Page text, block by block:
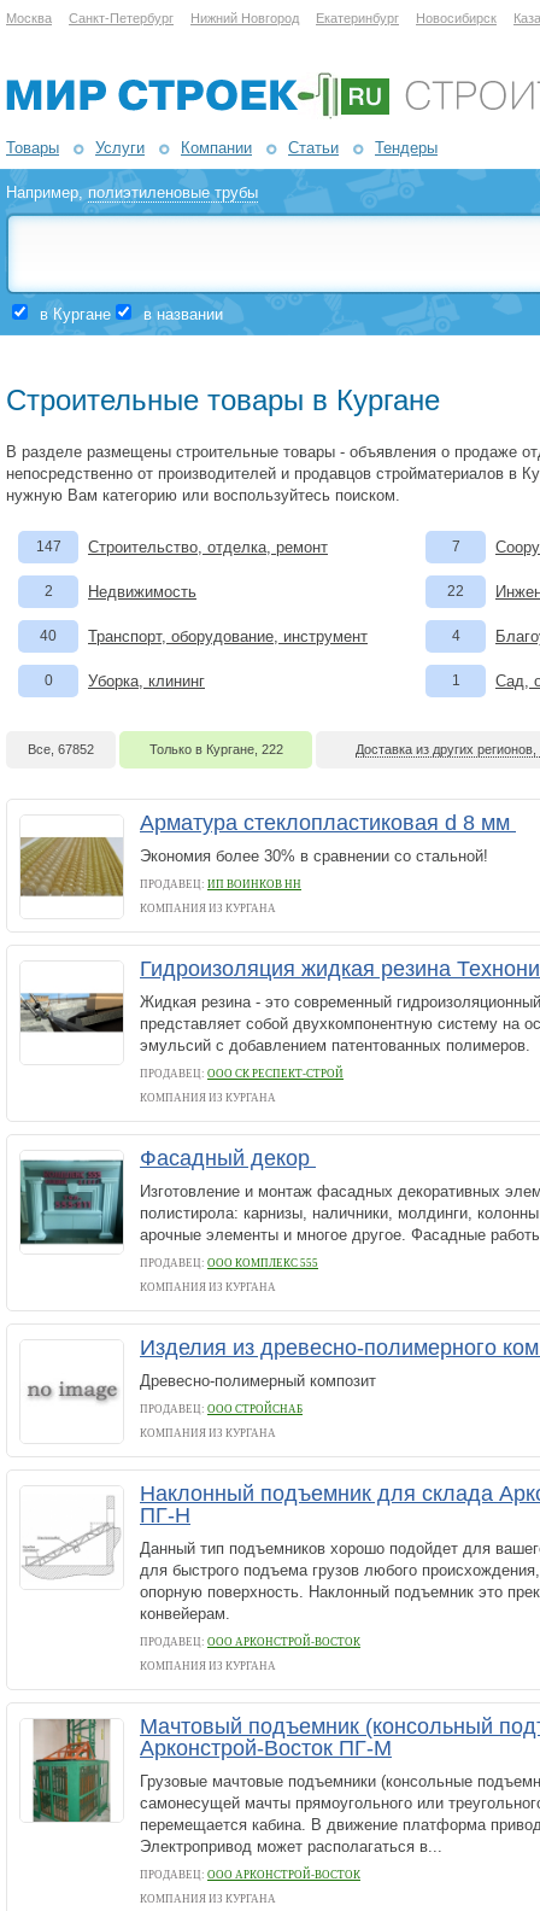
Москва Санкт-Петербург Нижний Новгород Екатеринбург Новосибирск
Товары Услуги Компании Статьи Тендеры
Например,полиэтиленовые трубы
в Кургане в названии
Строительные товары в Кургане
В разделе размещены строительные товары - объявления о продаже
непосредственно от производителей и продавцов стройматериалов в
нужную Вам категорию или воспользуйтесь поиском.
147 Строительство, отделка, ремонт
2 Недвижимость
40 Транспорт, оборудование, инструмент
0 Уборка, клининг
7
22
4
1 Сад,
Все, 67852 Только в Кургане, 222 Доставка из других
Арматура стеклопластиковая d 8 мм
Экономия более 30% в сравнении со стальной!
ПРОДАВЕЦ: ИП ВОИНКОВ НН
КОМПАНИЯ ИЗ КУРГАНА
Гидроизоляция жидкая резина
Жидкая резина - это современный
представляет собой двухкомпонентную систему на
эмульсий с добавлением патентованных полимеров.
ПРОДАВЕЦ: ООО CК РЕСПЕКТ-СТРОЙ
КОМПАНИЯ ИЗ КУРГАНА
Фасадный декор
Изготовление и монтаж фасадных декоративных
полистирола: карнизы, наличники, молдинги,
арочные элементы и многое другое. Фасадные
ПРОДАВЕЦ: ООО КОМПЛЕКС 555
КОМПАНИЯ ИЗ КУРГАНА
Изделия из древесно-полимерного
Древесно-полимерный композит
ПРОДАВЕЦ: ООО СТРОЙСНАБ
КОМПАНИЯ ИЗ КУРГАНА
Наклонный подъемник для склада
ПГ-Н
Данный тип подъемников хорошо подойдет для
для быстрого подъема грузов любого
опорную поверхность. Наклонный подъемник это
конвейерам.
ПРОДАВЕЦ: ООО АРКОНСТРОЙ-ВОСТОК
КОМПАНИЯ ИЗ КУРГАНА
Мачтовый подъемник (консольный
Арконстрой-Восток ПГ-М
Грузовые мачтовые подъемники (консольные
самонесущей мачты прямоугольного или
перемещается кабина. В движение платформа
Электропривод может располагаться в...
ПРОДАВЕЦ: ООО АРКОНСТРОЙ-ВОСТОК
КОМПАНИЯ ИЗ КУРГАНА